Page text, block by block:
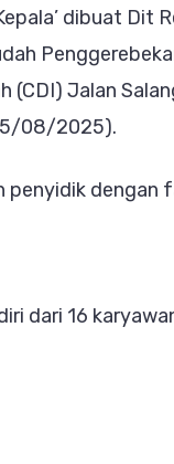
dibuat Dit
Jalan
08/2025).
penyidik dengan
dari 16